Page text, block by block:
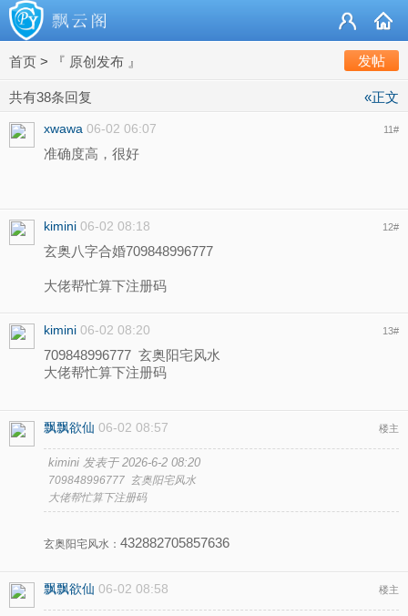
首页 > 『 原创发布 』 发帖
«正文
共有38条回复
xwawa 06-02 06:07 11#
准确度高，很好
kimini 06-02 08:18 12#
玄奥八字合婚709848996777
大佬帮忙算下注册码
kimini 06-02 08:20 13#
709848996777 玄奥阳宅风水
大佬帮忙算下注册码
飘飘欲仙 06-02 08:57 楼主
kimini 发表于 2026-6-2 08:20
709848996777 玄奥阳宅风水
大佬帮忙算下注册码
玄奥阳宅风水： 432882705857636
飘飘欲仙 06-02 08:58 楼主